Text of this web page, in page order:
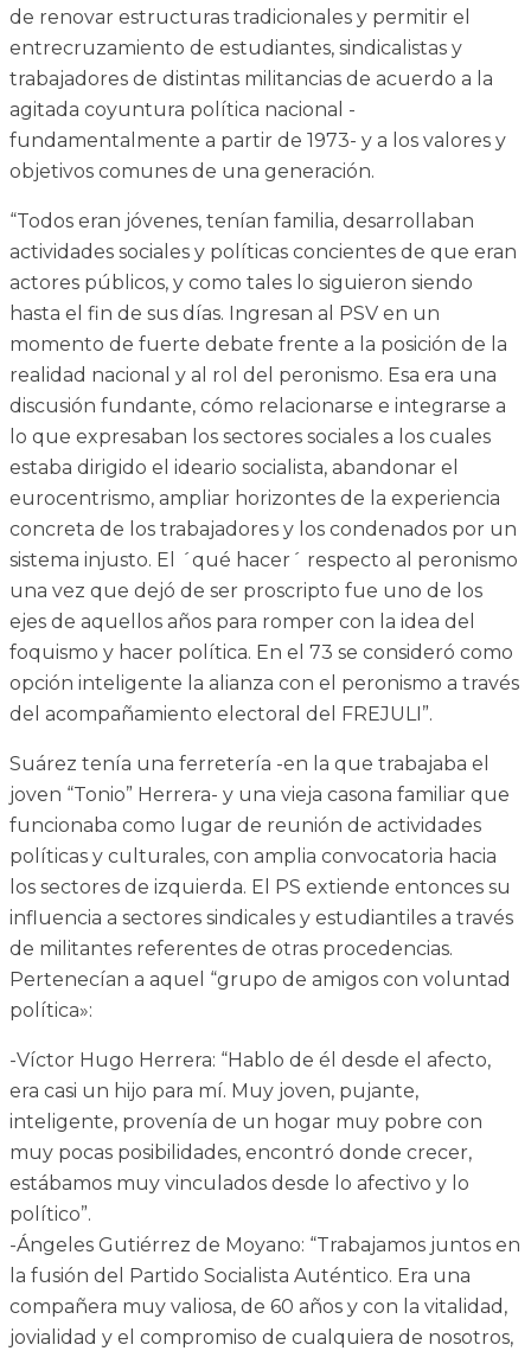
de renovar estructuras tradicionales y permitir el
entrecruzamiento de estudiantes, sindicalistas y
trabajadores de distintas militancias de acuerdo a la
agitada coyuntura política nacional -
fundamentalmente a partir de 1973- y a los valores y
objetivos comunes de una generación.
“Todos eran jóvenes, tenían familia, desarrollaban
actividades sociales y políticas concientes de que eran
actores públicos, y como tales lo siguieron siendo
hasta el fin de sus días. Ingresan al PSV en un
momento de fuerte debate frente a la posición de la
realidad nacional y al rol del peronismo. Esa era una
discusión fundante, cómo relacionarse e integrarse a
lo que expresaban los sectores sociales a los cuales
estaba dirigido el ideario socialista, abandonar el
eurocentrismo, ampliar horizontes de la experiencia
concreta de los trabajadores y los condenados por un
sistema injusto. El ´qué hacer´ respecto al peronismo
una vez que dejó de ser proscripto fue uno de los
ejes de aquellos años para romper con la idea del
foquismo y hacer política. En el 73 se consideró como
opción inteligente la alianza con el peronismo a través
del acompañamiento electoral del FREJULI”.
Suárez tenía una ferretería -en la que trabajaba el
joven “Tonio” Herrera- y una vieja casona familiar que
funcionaba como lugar de reunión de actividades
políticas y culturales, con amplia convocatoria hacia
los sectores de izquierda. El PS extiende entonces su
influencia a sectores sindicales y estudiantiles a través
de militantes referentes de otras procedencias.
Pertenecían a aquel “grupo de amigos con voluntad
política»:
-Víctor Hugo Herrera: “Hablo de él desde el afecto,
era casi un hijo para mí. Muy joven, pujante,
inteligente, provenía de un hogar muy pobre con
muy pocas posibilidades, encontró donde crecer,
estábamos muy vinculados desde lo afectivo y lo
político”.
-Ángeles Gutiérrez de Moyano: “Trabajamos juntos en
la fusión del Partido Socialista Auténtico. Era una
compañera muy valiosa, de 60 años y con la vitalidad,
jovialidad y el compromiso de cualquiera de nosotros,